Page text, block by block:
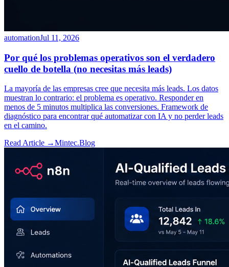
automationJul 11, 2026
Por qué los problemas operativos son el verdadero
cuello de botella (no necesitas más leads)
La mayoría de las empresas cree que necesita más leads. Los datos
muestran lo contrario: el problema es operativo. Responder en
menos de 5 minutos multiplica las conversiones. Framework de
diagnóstico para encontrar qué automatizar con IA y no perder leads
en el camino.
Read Article →Mintec.Blog